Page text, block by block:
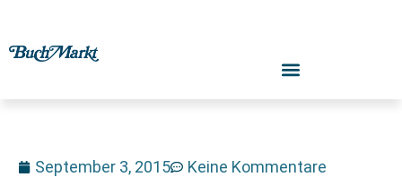
September 3, 2015 Keine Kommentare